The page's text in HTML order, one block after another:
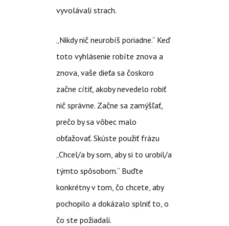
vyvolávali strach.
„Nikdy nič neurobíš poriadne.“ Keď
toto vyhlásenie robíte znova a
znova, vaše dieťa sa čoskoro
začne cítiť, akoby nevedelo robiť
nič správne. Začne sa zamýšľať,
prečo by sa vôbec malo
obťažovať. Skúste použiť frázu
„Chcel/a by som, aby si to urobil/a
týmto spôsobom.“ Buďte
konkrétny v tom, čo chcete, aby
pochopilo a dokázalo splniť to, o
čo ste požiadali.